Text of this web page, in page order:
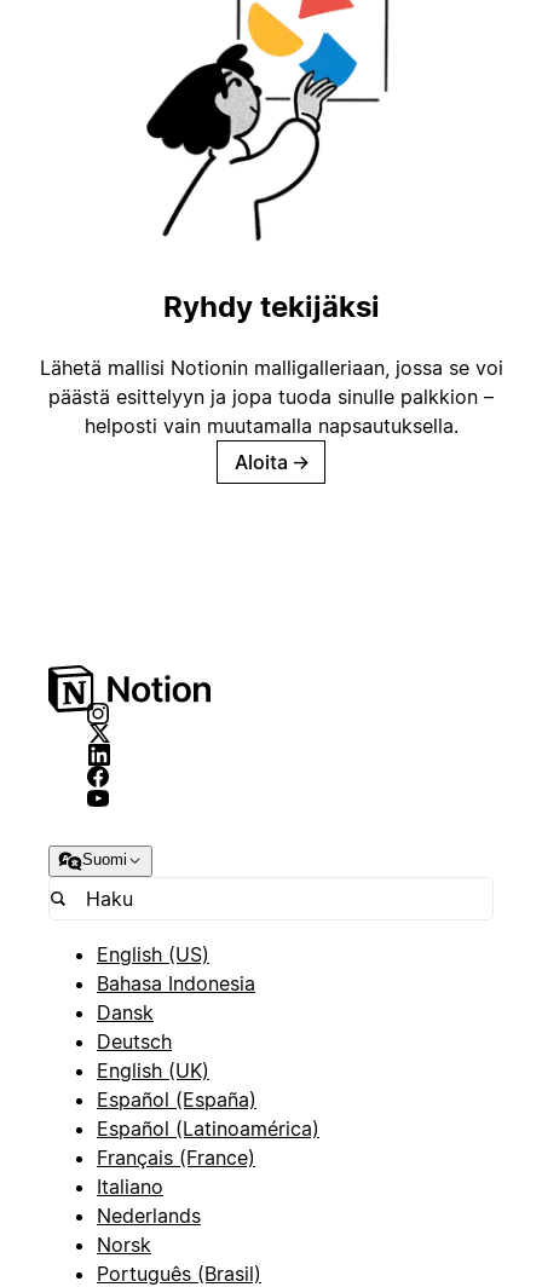
Ryhdy tekijäksi
Lähetä mallisi Notionin malligalleriaan, jossa se voi
päästä esittelyyn ja jopa tuoda sinulle palkkion –
helposti vain muutamalla napsautuksella.
Aloita →
Suomi
English (US)
Bahasa Indonesia
Dansk
Deutsch
English (UK)
Español (España)
Español (Latinoamérica)
Français (France)
Italiano
Nederlands
Norsk
Português (Brasil)